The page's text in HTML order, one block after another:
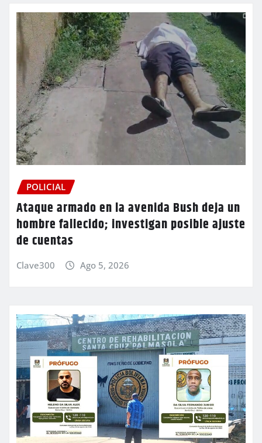
POLICIAL
Ataque armado en la avenida Bush deja un
hombre fallecido; investigan posible ajuste
de cuentas
Clave300 Ago 5, 2026